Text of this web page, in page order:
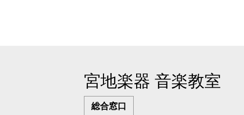
宮地楽器 音楽教室
総合窓口